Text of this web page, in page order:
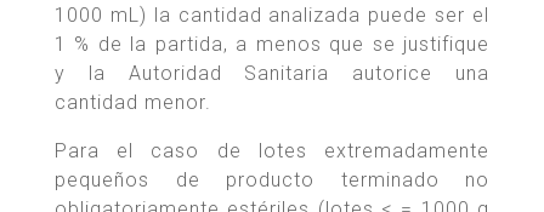
1000 mL) la cantidad analizada puede ser el
1 % de la partida, a menos que se justifique
y la Autoridad Sanitaria autorice una
cantidad menor.
Para el caso de lotes extremadamente
pequeños de producto terminado no